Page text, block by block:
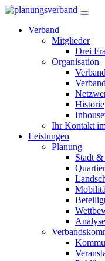
Verband
Mitglieder
Drei
Organisation
Historie
Ihr Kontakt
Leistungen
Planung
Stadt